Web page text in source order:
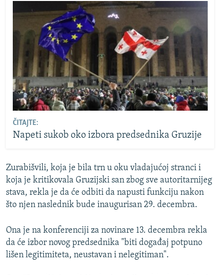
ČITAJTE:
Napeti sukob oko izbora predsednika Gruzije
Zurabišvili, koja je bila trn u oku vladajućoj stranci i
koja je kritikovala Gruzijski san zbog sve autoritarnijeg
stava, rekla je da će odbiti da napusti funkciju nakon
što njen naslednik bude inaugurisan 29. decembra.
Ona je na konferenciji za novinare 13. decembra rekla
da će izbor novog predsednika "biti događaj potpuno
lišen legitimiteta, neustavan i nelegitiman".